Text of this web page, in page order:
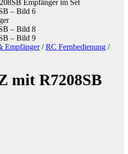
Empfänger / RC Fernbedienung /
mit R7208SB